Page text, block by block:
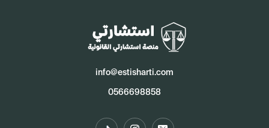
info@estisharti.com
0566698858